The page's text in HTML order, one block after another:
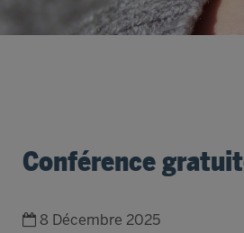
Conférence
8 Décembre 2025